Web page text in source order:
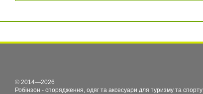
© 2014—2026
Робінзон - спорядження, одяг та аксесуари для туризму та спорту